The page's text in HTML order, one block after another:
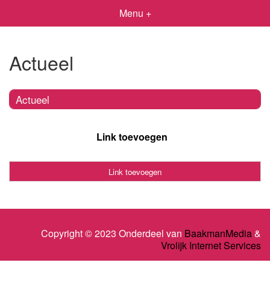
Menu +
Actueel
Actueel
Link toevoegen
Link toevoegen
Copyright © 2023 Onderdeel van BaakmanMedia&
Vrolijk Internet Services